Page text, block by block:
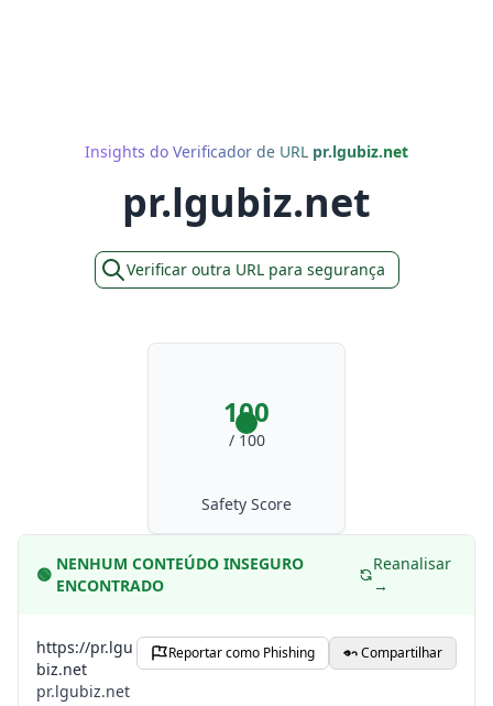
Insights do Verificador de URL pr.lgubiz.net
pr.lgubiz.net
Verificar outra URL para segurança
100
/ 100
Safety Score
🟢
NENHUM CONTEÚDO INSEGURO
ENCONTRADO
Reanalisar
→
https://pr.lgu
biz.net
pr.lgubiz.net
Reportar como Phishing Compartilhar